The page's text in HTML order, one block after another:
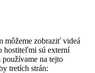
môžeme zobraziť videá
hostiteľmi sú externí
používame na tejto
tretích strán: